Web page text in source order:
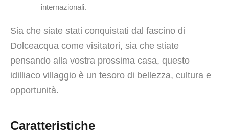
internazionali.
Sia che siate stati conquistati dal fascino di
Dolceacqua come visitatori, sia che stiate
pensando alla vostra prossima casa, questo
idilliaco villaggio è un tesoro di bellezza, cultura e
opportunità.
Caratteristiche